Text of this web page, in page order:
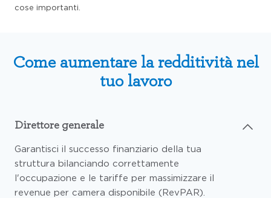
cose importanti.
Come aumentare la redditività nel
tuo lavoro
Direttore generale
Garantisci il successo finanziario della tua
struttura bilanciando correttamente
l'occupazione e le tariffe per massimizzare il
revenue per camera disponibile (RevPAR).